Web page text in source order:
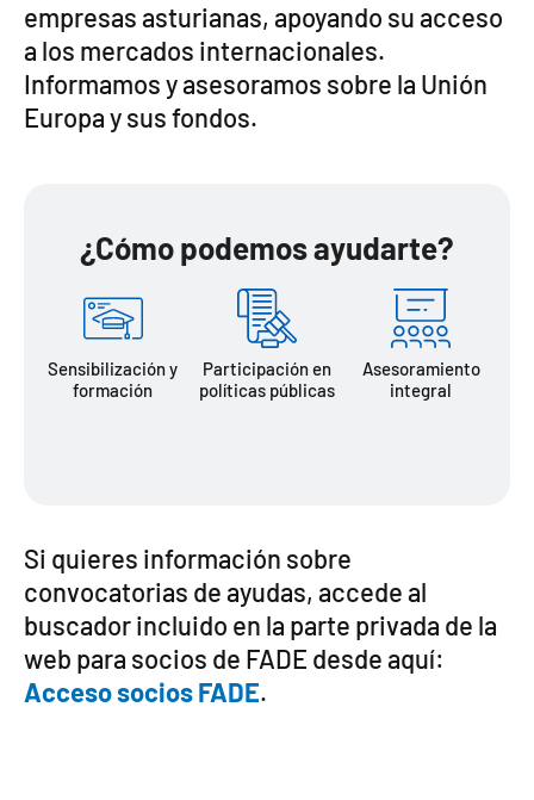
empresas asturianas, apoyando su acceso
a los mercados internacionales.
Informamos y asesoramos sobre la Unión
Europa y sus fondos.
¿Cómo podemos ayudarte?
Sensibilización y
formación
Participación en
políticas públicas
Asesoramiento
integral
Si quieres información sobre
convocatorias de ayudas, accede al
buscador incluido en la parte privada de la
web para socios de FADE desde aquí:
Acceso socios FADE.